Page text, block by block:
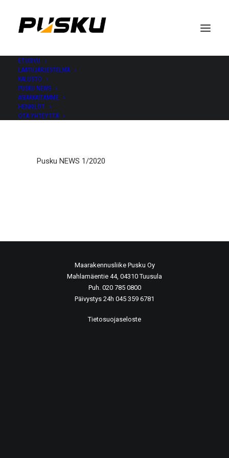
ETUSIVU
LAATUJÄRJESTELMÄ
KALUSTO
PUSKU NEWS
ASIAKKAITAMME
HENKILÖT
OTA YHTEYTTÄ
Pusku NEWS 1/2020
Maarakennusliike Pusku Oy
Mahlamäentie 44, 04310 Tuusula
Puh. 020 785 0800
Päivystys 24h 045 359 6781
Tietosuojaseloste